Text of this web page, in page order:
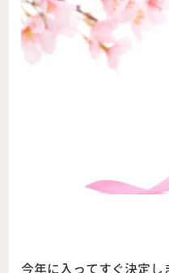
今年に入ってすぐ決定